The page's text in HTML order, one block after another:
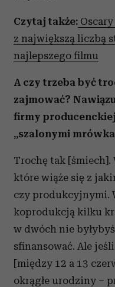
Czytaj także:
z największą liczbą
najlepszego filmu
A czy trzeba być
zajmować?
firmy
„szalonymi
Trochę tak
które wiąże się z
czy produkcyjnymi.
koprodukcją kilku
w dwóch nie
sfinansować. Ale
[między 12 a 13
okrągłe urodziny –